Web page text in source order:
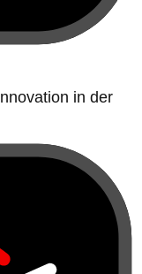
in der